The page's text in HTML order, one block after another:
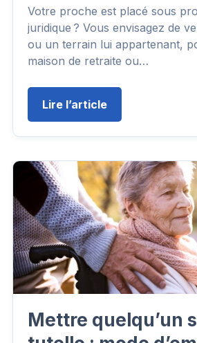
Votre proche est placé sous
juridique ? Vous envisagez de
ou un terrain lui appartenant,
maison de retraite ou…
Lire l’article
Mettre quelqu’un